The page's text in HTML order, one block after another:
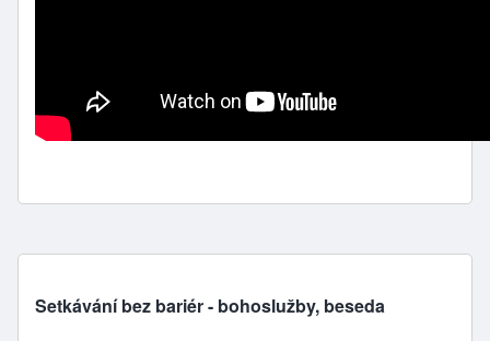
Setkávání bez bariér - bohoslužby, beseda